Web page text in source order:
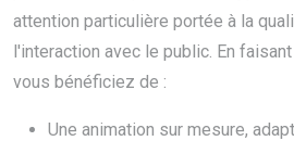
attention particulière portée à la
l'interaction avec le public. En
vous bénéficiez de :
Une animation sur mesure,